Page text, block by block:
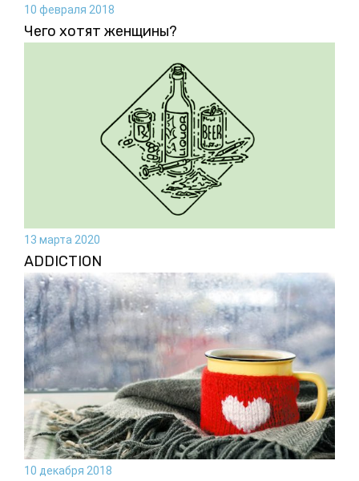
10 февраля 2018
Чего хотят женщины?
13 марта 2020
ADDICTION
10 декабря 2018